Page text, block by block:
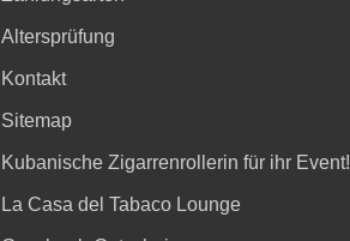
Altersprüfung
Kontakt
Sitemap
Kubanische Zigarrenrollerin für ihr Event!
La Casa del Tabaco Lounge